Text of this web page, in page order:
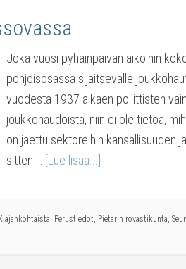
Joka vuosi pyhäinpäivän aikoihin
pohjoisosassa sijaitsevalle
vuodesta 1937 alkaen poliittisten
joukkohaudoista, niin ei ole tietoa,
on jaettu sektoreihin kansallisuuden
sitten …
[Lue lisää...]
ajankohtaista, Perustiedot, Pietarin rovastikunta,